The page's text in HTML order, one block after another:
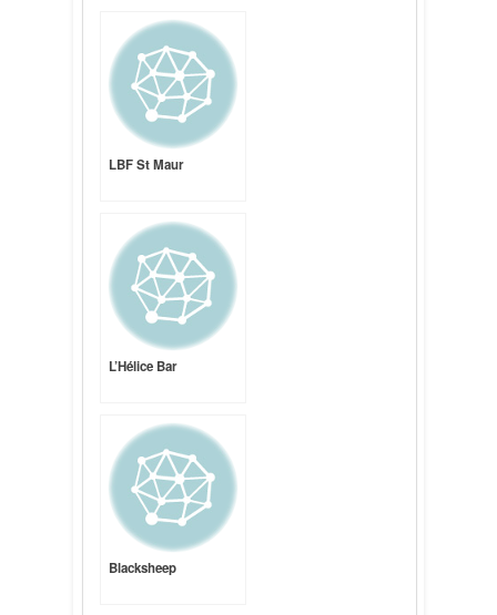
LBF St Maur
L’Hélice Bar
Blacksheep